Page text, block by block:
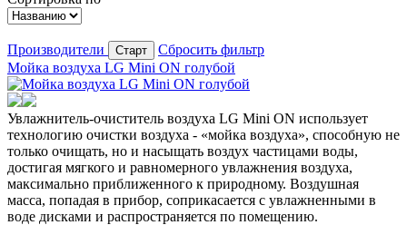
Производители
Сбросить фильтр
Мойка воздуха LG Mini ON голубой
Увлажнитель-очиститель воздуха LG Mini ON использует
технологию очистки воздуха - «мойка воздуха», способную не
только очищать, но и насыщать воздух частицами воды,
достигая мягкого и равномерного увлажнения воздуха,
максимально приближенного к природному. Воздушная
масса, попадая в прибор, соприкасается с увлажненными в
воде дисками и распространяется по помещению.